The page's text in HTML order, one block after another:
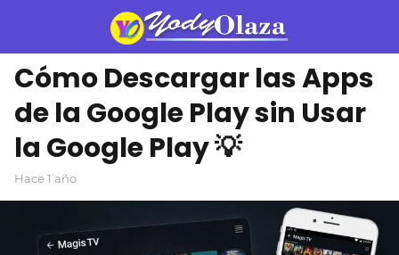
Cómo Descargar las Apps
de la Google Play sin Usar
la Google Play 💡
hace 1 año